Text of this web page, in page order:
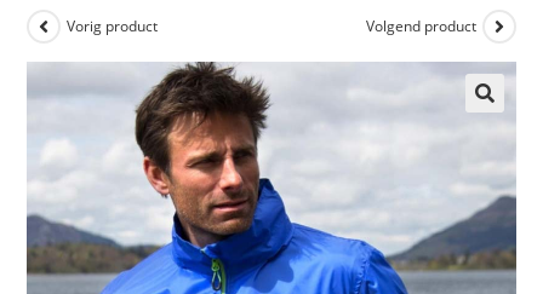
Vorig product Volgend product